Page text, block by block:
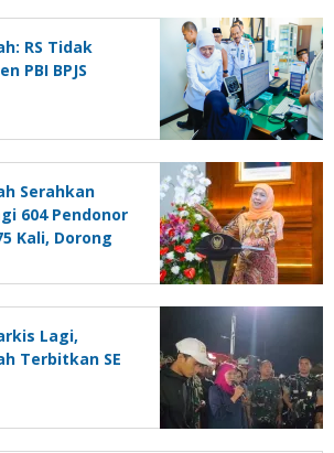
RS Tidak
PBI BPJS
Serahkan
604 Pendonor
Kali, Dorong
Lagi,
Terbitkan SE